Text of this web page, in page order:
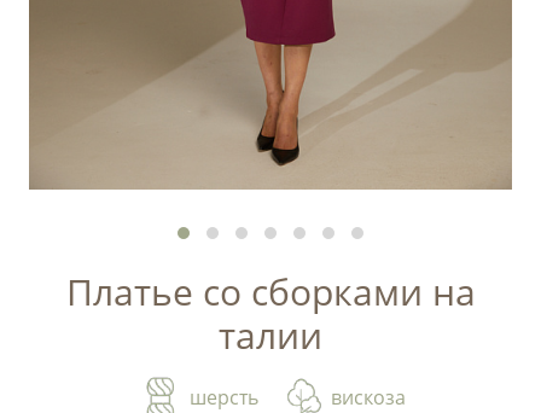
Платье со сборками на
талии
шерсть вискоза